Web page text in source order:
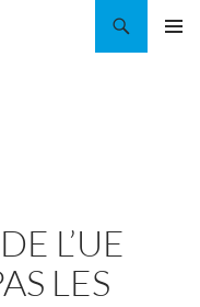
L’UE
LES